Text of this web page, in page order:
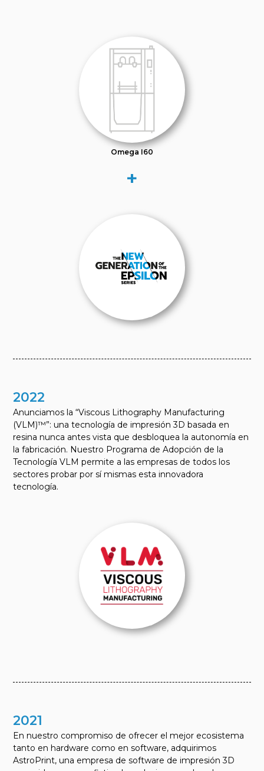
Omega I60
+
2022
Anunciamos la “Viscous Lithography Manufacturing
(VLM)™”: una tecnología de impresión 3D basada en
resina nunca antes vista que desbloquea la autonomía en
la fabricación. Nuestro Programa de Adopción de la
Tecnología VLM permite a las empresas de todos los
sectores probar por sí mismas esta innovadora
tecnología.
2021
En nuestro compromiso de ofrecer el mejor ecosistema
tanto en hardware como en software, adquirimos
AstroPrint, una empresa de software de impresión 3D